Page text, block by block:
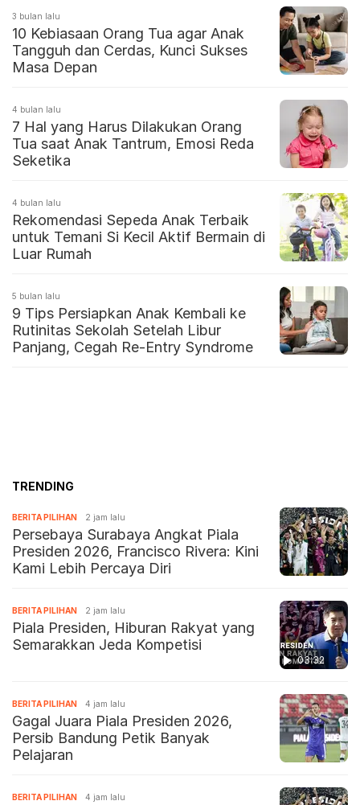
3 bulan lalu
10 Kebiasaan Orang Tua agar Anak
Tangguh dan Cerdas, Kunci Sukses
Masa Depan
4 bulan lalu
7 Hal yang Harus Dilakukan Orang
Tua saat Anak Tantrum, Emosi Reda
Seketika
4 bulan lalu
Rekomendasi Sepeda Anak Terbaik
untuk Temani Si Kecil Aktif Bermain di
Luar Rumah
5 bulan lalu
9 Tips Persiapkan Anak Kembali ke
Rutinitas Sekolah Setelah Libur
Panjang, Cegah Re-Entry Syndrome
TRENDING
BERITA PILIHAN 2 jam lalu
Persebaya Surabaya Angkat Piala
Presiden 2026, Francisco Rivera: Kini
Kami Lebih Percaya Diri
03:32
BERITA PILIHAN 2 jam lalu
Piala Presiden, Hiburan Rakyat yang
Semarakkan Jeda Kompetisi
BERITA PILIHAN 4 jam lalu
Gagal Juara Piala Presiden 2026,
Persib Bandung Petik Banyak
Pelajaran
BERITA PILIHAN 4 jam lalu